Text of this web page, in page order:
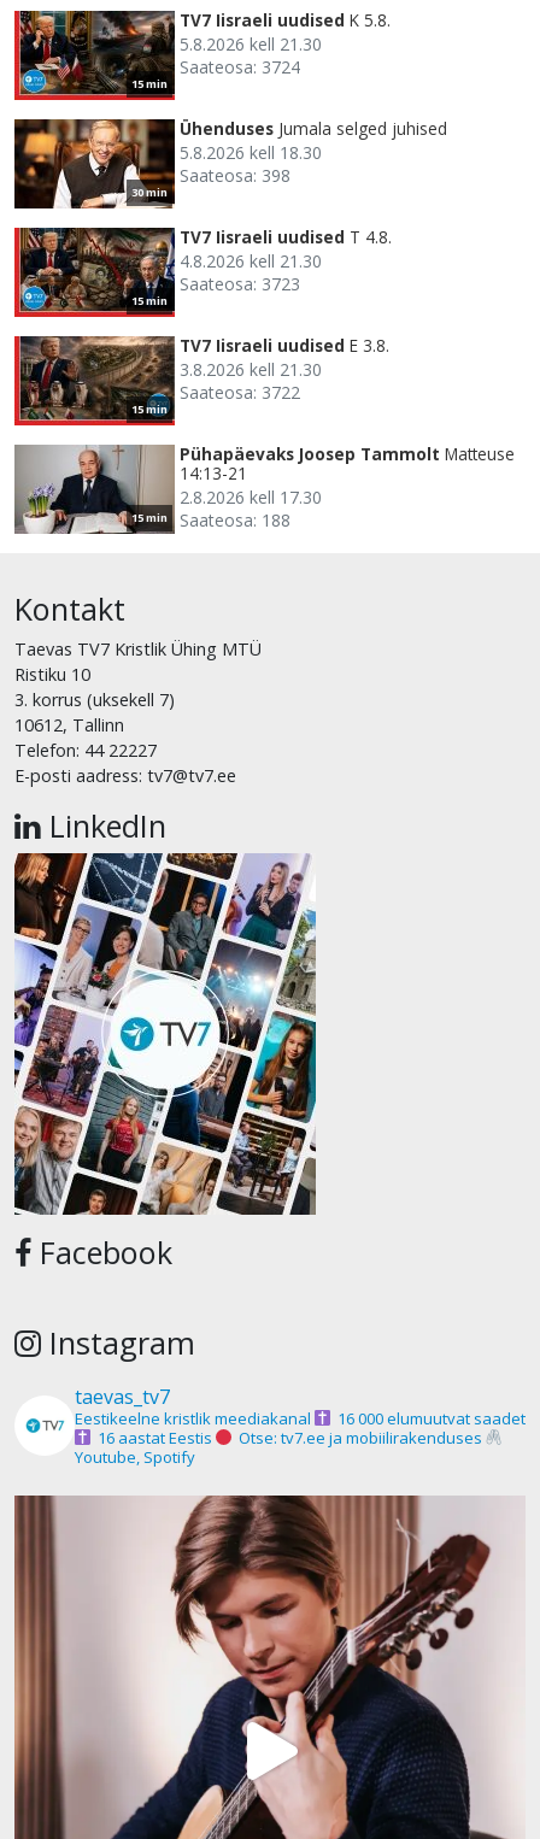
15 min
TV7 Iisraeli uudised K 5.8.
5.8.2026 kell 21.30
Saateosa: 3724
30 min
Ühenduses Jumala selged juhised
5.8.2026 kell 18.30
Saateosa: 398
15 min
TV7 Iisraeli uudised T 4.8.
4.8.2026 kell 21.30
Saateosa: 3723
15 min
TV7 Iisraeli uudised E 3.8.
3.8.2026 kell 21.30
Saateosa: 3722
15 min
Pühapäevaks Joosep Tammolt Matteuse
14:13-21
2.8.2026 kell 17.30
Saateosa: 188
Kontakt
Taevas TV7 Kristlik Ühing MTÜ
Ristiku 10
3. korrus (uksekell 7)
10612, Tallinn
Telefon: 44 22227
E-posti aadress: tv7@tv7.ee
LinkedIn
Facebook
Instagram
taevas_tv7
Eestikeelne kristlik meediakanal
16 000 elumuutvat saadet
16 aastat Eestis
Otse: tv7.ee ja mobiilirakenduses
Youtube, Spotify